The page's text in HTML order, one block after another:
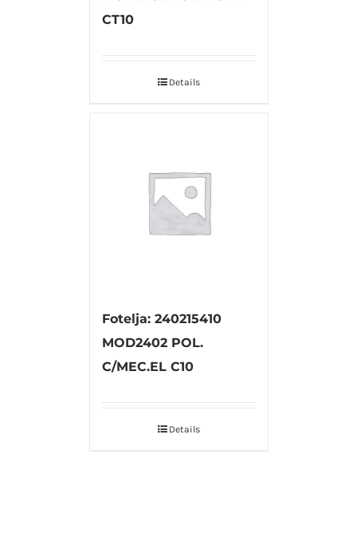
CT10
Details
Fotelja: 240215410
MOD2402 POL.
C/MEC.EL C10
Details